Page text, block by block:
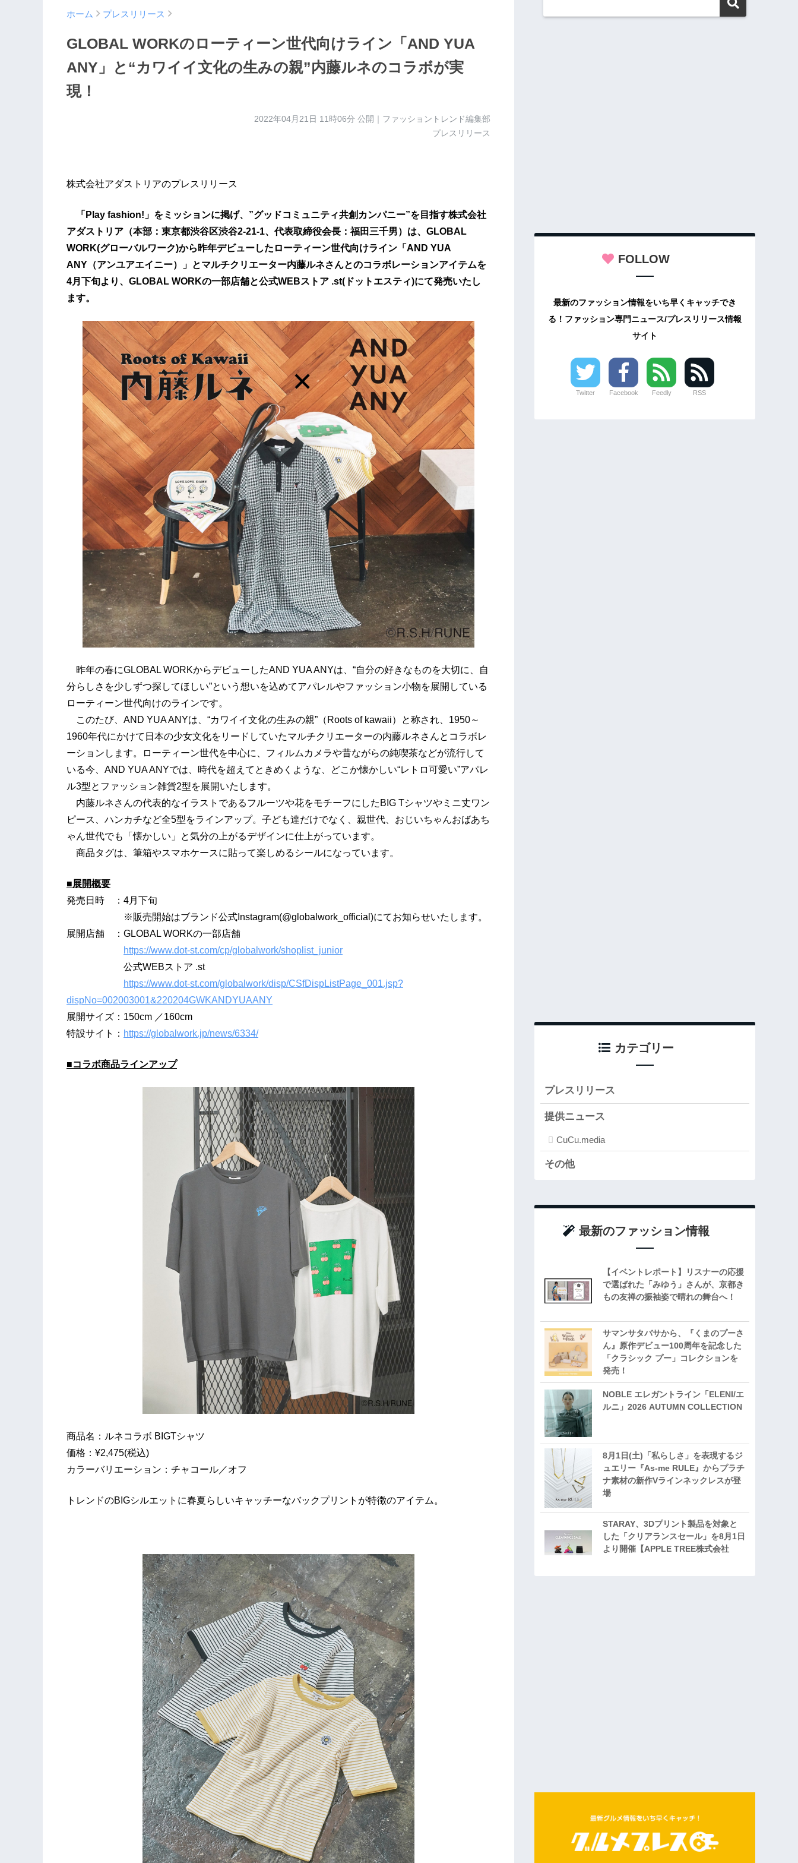
ホーム プレスリリース
GLOBAL WORKのローティーン世代向けライン「AND YUA
ANY」と“カワイイ文化の生みの親”内藤ルネのコラボが実
現！
2022年04月21日 11時06分 公開｜ファッショントレンド編集部
プレスリリース
株式会社アダストリアのプレスリリース
「Play fashion!」をミッションに掲げ、”グッドコミュニティ共創カンパニー”を目指す株式会社
アダストリア（本部：東京都渋谷区渋谷2-21-1、代表取締役会長：福田三千男）は、GLOBAL
WORK(グローバルワーク)から昨年デビューしたローティーン世代向けライン「AND YUA
ANY（アンユアエイニー）」とマルチクリエーター内藤ルネさんとのコラボレーションアイテムを
4月下旬より、GLOBAL WORKの一部店舗と公式WEBストア .st(ドットエスティ)にて発売いたし
ます。
昨年の春にGLOBAL WORKからデビューしたAND YUA ANYは、“自分の好きなものを大切に、自
分らしさを少しずつ探してほしい”という想いを込めてアパレルやファッション小物を展開している
ローティーン世代向けのラインです。
このたび、AND YUA ANYは、“カワイイ文化の生みの親”（Roots of kawaii）と称され、1950～
1960年代にかけて日本の少女文化をリードしていたマルチクリエーターの内藤ルネさんとコラボレ
ーションします。ローティーン世代を中心に、フィルムカメラや昔ながらの純喫茶などが流行して
いる今、AND YUA ANYでは、時代を超えてときめくような、どこか懐かしい“レトロ可愛い”アパレ
ル3型とファッション雑貨2型を展開いたします。
内藤ルネさんの代表的なイラストであるフルーツや花をモチーフにしたBIG Tシャツやミニ丈ワン
ピース、ハンカチなど全5型をラインアップ。子ども達だけでなく、親世代、おじいちゃんおばあち
ゃん世代でも「懐かしい」と気分の上がるデザインに仕上がっています。
商品タグは、筆箱やスマホケースに貼って楽しめるシールになっています。
■展開概要
発売日時 ：4月下旬
※販売開始はブランド公式Instagram(@globalwork_official)にてお知らせいたします。
展開店舗 ：GLOBAL WORKの一部店舗
https://www.dot-st.com/cp/globalwork/shoplist_junior
公式WEBストア .st
https://www.dot-st.com/globalwork/disp/CSfDispListPage_001.jsp?
dispNo=002003001&220204GWKANDYUAANY
展開サイズ：150cm ／160cm
特設サイト： https://globalwork.jp/news/6334/
■コラボ商品ラインアップ
商品名：ルネコラボ BIGTシャツ
価格：¥2,475(税込)
カラーバリエーション：チャコール／オフ
トレンドのBIGシルエットに春夏らしいキャッチーなバックプリントが特徴のアイテム。
FOLLOW
最新のファッション情報をいち早くキャッチでき
る！ファッション専門ニュース/プレスリリース情報
サイト
Twitter Facebook Feedly RSS
カテゴリー
プレスリリース
提供ニュース
CuCu.media
その他
最新のファッション情報
【イベントレポート】リスナーの応援
で選ばれた「みゆう」さんが、京都き
もの友禅の振袖姿で晴れの舞台へ！
サマンサタバサから、『くまのプーさ
ん』原作デビュー100周年を記念した
「クラシック プー」コレクションを
発売！
NOBLE エレガントライン「ELENI/エ
ルニ」2026 AUTUMN COLLECTION
8月1日(土)「私らしさ」を表現するジ
ュエリー『As-me RULE』からプラチ
ナ素材の新作Vラインネックレスが登
場
STARAY、3Dプリント製品を対象と
した「クリアランスセール」を8月1日
より開催【APPLE TREE株式会社